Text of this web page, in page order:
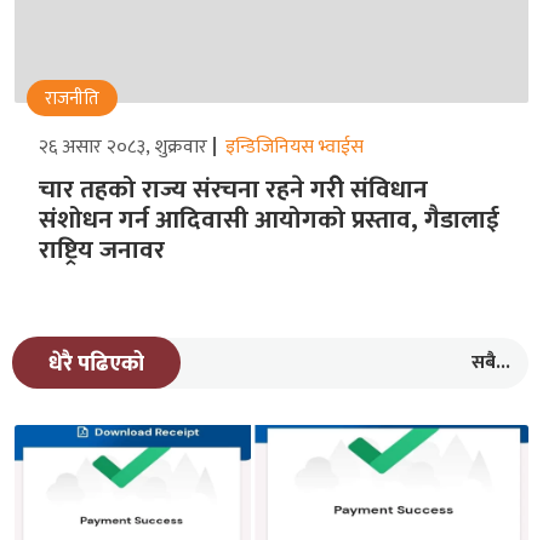
राजनीति
२६ असार २०८३, शुक्रवार इन्डिजिनियस भ्वाईस
चार तहको राज्य संरचना रहने गरीे संविधान
संशोधन गर्न आदिवासी आयोगको प्रस्ताव, गैडालाई
राष्ट्रिय जनावर
धेरै पढिएको सबै...